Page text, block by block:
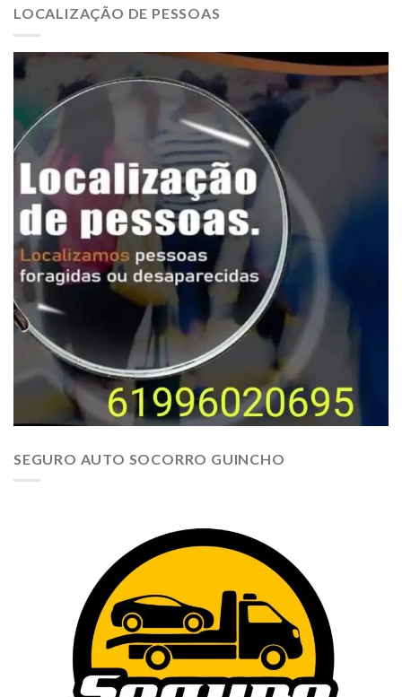
LOCALIZAÇÃO DE PESSOAS
SEGURO AUTO SOCORRO GUINCHO